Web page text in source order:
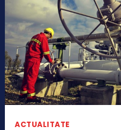
ACTUALITATE